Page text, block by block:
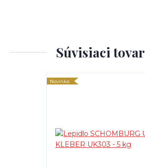
Súvisiaci tovar
Novinka